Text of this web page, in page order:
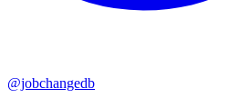
@jobchangedb